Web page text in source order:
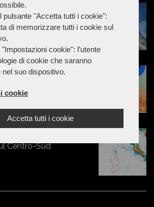
pulsante "Accetta tutti i cookie":
di memorizzare tutti i cookie sul
cookie": l’utente
di cookie che saranno
suo dispositivo.
cookie
Accetta tutti i cookie
delle
probabili
precipitazioni,
per l'Epifania
freddo artico e
Centro-Sud